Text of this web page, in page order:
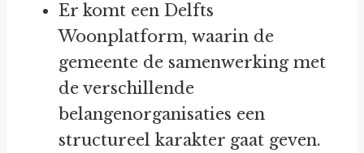
Er komt een Delfts
Woonplatform, waarin de
gemeente de samenwerking met
de verschillende
belangenorganisaties een
structureel karakter gaat geven.